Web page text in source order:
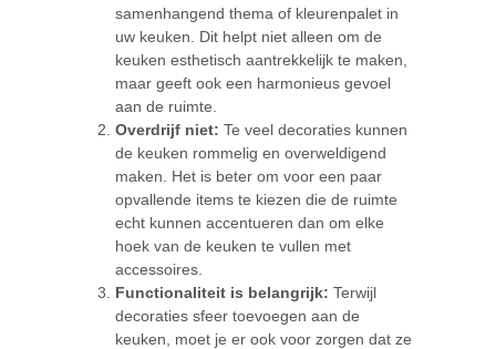
samenhangend thema of kleurenpalet in
uw keuken. Dit helpt niet alleen om de
keuken esthetisch aantrekkelijk te maken,
maar geeft ook een harmonieus gevoel
aan de ruimte.
Overdrijf niet: Te veel decoraties kunnen
de keuken rommelig en overweldigend
maken. Het is beter om voor een paar
opvallende items te kiezen die de ruimte
echt kunnen accentueren dan om elke
hoek van de keuken te vullen met
accessoires.
Functionaliteit is belangrijk: Terwijl
decoraties sfeer toevoegen aan de
keuken, moet je er ook voor zorgen dat ze